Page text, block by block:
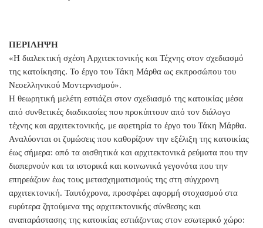
ΠΕΡΙΛΗΨΗ
«Η διαλεκτική σχέση Αρχιτεκτονικής και Τέχνης στον σχεδιασμό
της κατοίκησης. Το έργο του Τάκη Μάρθα ως εκπροσώπου του
Νεοελληνικού Μοντερνισμού».
Η θεωρητική μελέτη εστιάζει στον σχεδιασμό της κατοικίας μέσα
από συνθετικές διαδικασίες που προκύπτουν από τον διάλογο
τέχνης και αρχιτεκτονικής, με αφετηρία το έργο του Τάκη Μάρθα.
Αναλύονται οι ζυμώσεις που καθορίζουν την εξέλιξη της κατοικίας
έως σήμερα: από τα αισθητικά και αρχιτεκτονικά ρεύματα που την
διαπερνούν και τα ιστορικά και κοινωνικά γεγονότα που την
επηρεάζουν έως τους μετασχηματισμούς της στη σύγχρονη
αρχιτεκτονική. Ταυτόχρονα, προσφέρει αφορμή στοχασμού στα
ευρύτερα ζητούμενα της αρχιτεκτονικής σύνθεσης και
αναπαράστασης της κατοικίας εστιάζοντας στον εσωτερικό χώρο: